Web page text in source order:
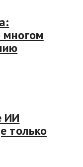
многом
ИИ
только